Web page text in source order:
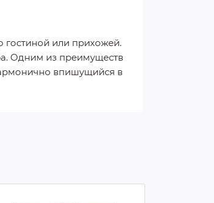
гостиной или прихожей.
Одним из преимуществ
впишущийся в